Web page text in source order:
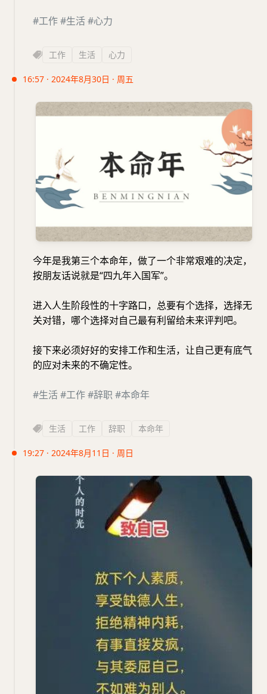
#工作#生活#心力
工作 生活 心力
16:57 · 2024年8月30日 · 周五
今年是我第三个本命年，做了一个非常艰难的决定，
按朋友话说就是“四九年入国军”。
进入人生阶段性的十字路口，总要有个选择，选择无
关对错，哪个选择对自己最有利留给未来评判吧。
接下来必须好好的安排工作和生活，让自己更有底气
的应对未来的不确定性。
#生活#工作#辞职 #本命年
生活 工作 辞职 本命年
19:27 · 2024年8月11日 · 周日